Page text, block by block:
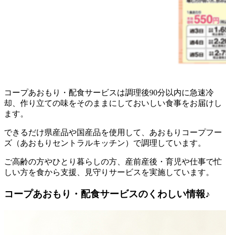
コープあおもり・配食サービスは調理後90分以内に急速冷
却、作り立ての味をそのままにしておいしい食事をお届けし
ます。
できるだけ県産品や国産品を使用して、あおもりコープフー
ズ（あおもりセントラルキッチン）で調理しています。
ご高齢の方やひとり暮らしの方、産前産後・育児や仕事で忙
しい方を食から支援、見守りサービスを実施しています。
コープあおもり・配食サービスのくわしい情報♪